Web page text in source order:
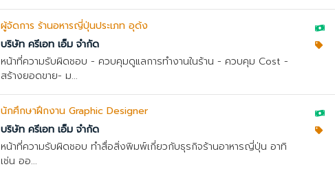
ผู้จัดการ ร้านอหารญี่ปุ่นประเภท อุด้ง
บริษัท ครีเอท เอ็ม จำกัด
หน้าที่ความรับผิดชอบ - ควบคุมดูแลการทำงานในร้าน - ควบคุม Cost -
สร้างยอดขาย- ม...
นักศึกษาฝึกงาน Graphic Designer
บริษัท ครีเอท เอ็ม จำกัด
หน้าที่ความรับผิดชอบ ทำสื่อสิ่งพิมพ์เกี่ยวกับธุรกิจร้านอาหารญี่ปุ่น อาทิ
เช่น ออ...